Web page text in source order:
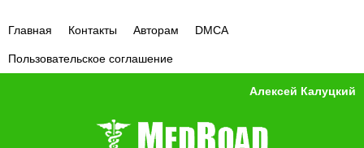
Главная Контакты Авторам DMCA
Пользовательское соглашение
Алексей Калуцкий